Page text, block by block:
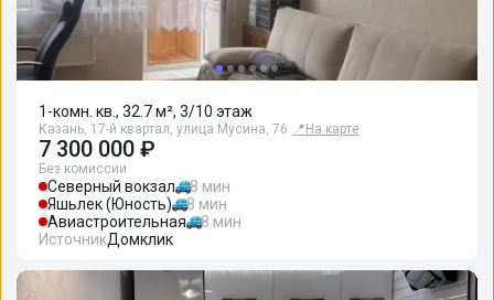
1-комн. кв., 32.7 м², 3/10 этаж
Казань, 17-й квартал, улица Мусина, 76 📍 На карте
7 300 000 ₽
Без комиссии
Северный вокзал
8 мин
Яшьлек (Юность)
8 мин
Авиастроительная
8 мин
ИсточникДомклик